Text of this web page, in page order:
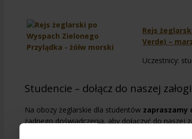
Rejs
Verde) –
Uczestnicy:
Studencie – dołącz do naszej
Na obozy żeglarskie dla studentów zapraszamy
żadnego doświadczenia, aby dołączyć do naszej